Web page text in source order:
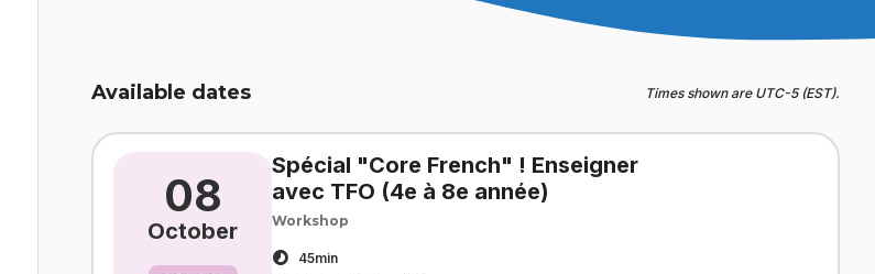
DU
IDÉLLO.
Available dates Times shown are UTC-5 (EST).
08
October
Spécial "Core French" ! Enseigner
avec TFO (4e à 8e année)
Workshop
45min